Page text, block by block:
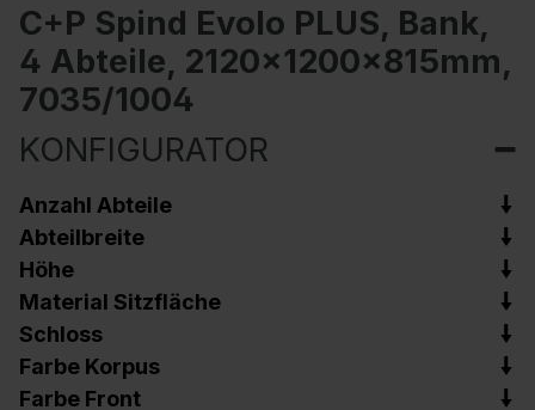
C+P Spind Evolo PLUS, Bank,
4 Abteile, 2120x1200x815mm,
7035/1004
KONFIGURATOR
Anzahl Abteile
Abteilbreite
Höhe
Material Sitzfläche
Schloss
Farbe Korpus
Farbe Front